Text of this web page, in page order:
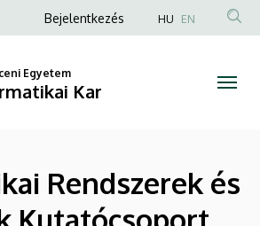
Anonim
fiók
menüje
Bejelentkezés HU EN
Egyetem
Kar
Rendszerek és